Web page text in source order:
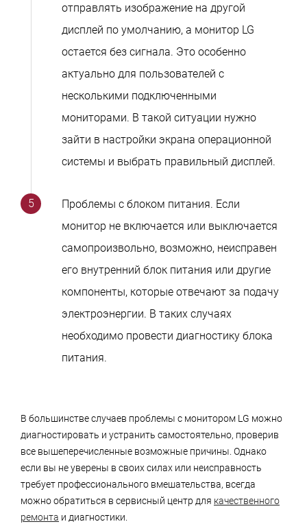
отправлять изображение на другой
дисплей по умолчанию, а монитор LG
остается без сигнала. Это особенно
актуально для пользователей с
несколькими подключенными
мониторами. В такой ситуации нужно
зайти в настройки экрана операционной
системы и выбрать правильный дисплей.
Проблемы с блоком питания. Если
монитор не включается или выключается
самопроизвольно, возможно, неисправен
его внутренний блок питания или другие
компоненты, которые отвечают за подачу
электроэнергии. В таких случаях
необходимо провести диагностику блока
питания.
В большинстве случаев проблемы с монитором LG можно
диагностировать и устранить самостоятельно, проверив
все вышеперечисленные возможные причины. Однако
если вы не уверены в своих силах или неисправность
требует профессионального вмешательства, всегда
можно обратиться в сервисный центр для качественного
ремонта и диагностики.